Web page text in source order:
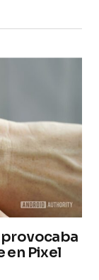
provocaba
en Pixel